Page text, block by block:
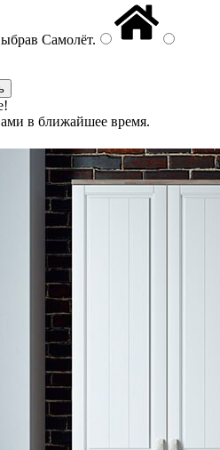
Самолёт.
в ближайшее время.